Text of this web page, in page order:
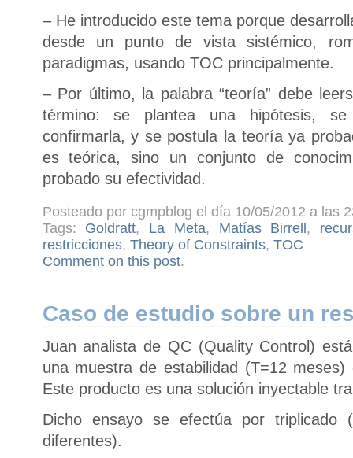
– He introducido este tema porque
desde un punto de vista sistémico,
paradigmas, usando TOC principalmente.
– Por último, la palabra “teoría” debe
término: se plantea una hipótesis, se
confirmarla, y se postula la teoría ya
es teórica, sino un conjunto de
probado su efectividad.
Posteado por cgmpblog el día 10/05/2012 a las
Tags: Goldratt, La Meta, Matías Birrell,
restricciones, Theory of Constraints, TOC
Comment on this post.
Caso de estudio sobre un
Juan analista de QC (Quality Control)
una muestra de estabilidad (T=12
Este producto es una solución inyectable
Dicho ensayo se efectúa por triplicado
diferentes).